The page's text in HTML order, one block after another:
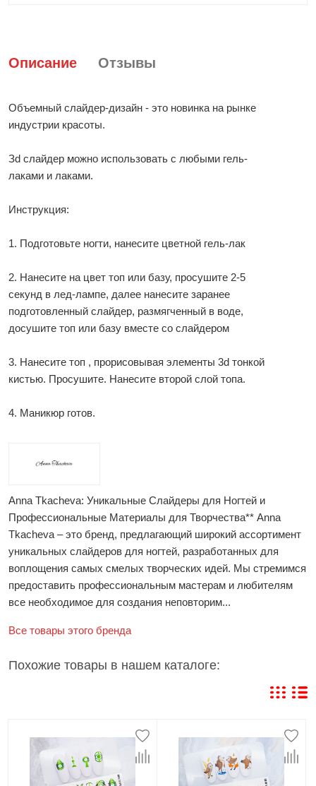
Описание Отзывы
Объемный слайдер-дизайн - это новинка на рынке
индустрии красоты.
Зd слайдер можно использовать с любыми гель-
лаками и лаками.
Инструкция:
1. Подготовьте ногти, нанесите цветной гель-лак
2. Нанесите на цвет топ или базу, просушите 2-5
секунд в лед-лампе, далее нанесите заранее
подготовленный слайдер, размягченный в воде,
досушите топ или базу вместе со слайдером
3. Нанесите топ , прорисовывая элементы 3d тонкой
кистью. Просушите. Нанесите второй слой топа.
4. Маникюр готов.
Anna Tkacheva: Уникальные Слайдеры для Ногтей и
Профессиональные Материалы для Творчества** Anna
Tkacheva – это бренд, предлагающий широкий ассортимент
уникальных слайдеров для ногтей, разработанных для
воплощения самых смелых творческих идей. Мы стремимся
предоставить профессиональным мастерам и любителям
все необходимое для создания неповторим...
Все товары этого бренда
Похожие товары в нашем каталоге: